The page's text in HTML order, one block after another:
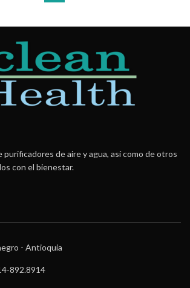
purificadores de aire y agua, así como de otros
con el bienestar.
- Antioquia
892.8914